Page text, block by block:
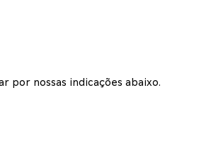
por nossas indicações abaixo.